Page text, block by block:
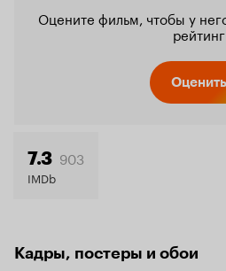
Оцените фильм, чтобы у
рейтинг
Оценить
7.3 903
IMDb
Кадры, постеры и обои